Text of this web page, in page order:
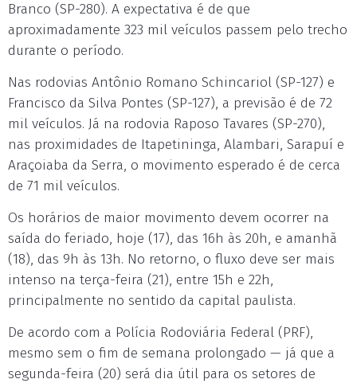
Branco (SP-280). A expectativa é de que
aproximadamente 323 mil veículos passem pelo trecho
durante o período.
Nas rodovias Antônio Romano Schincariol (SP-127) e
Francisco da Silva Pontes (SP-127), a previsão é de 72
mil veículos. Já na rodovia Raposo Tavares (SP-270),
nas proximidades de Itapetininga, Alambari, Sarapuí e
Araçoiaba da Serra, o movimento esperado é de cerca
de 71 mil veículos.
Os horários de maior movimento devem ocorrer na
saída do feriado, hoje (17), das 16h às 20h, e amanhã
(18), das 9h às 13h. No retorno, o fluxo deve ser mais
intenso na terça-feira (21), entre 15h e 22h,
principalmente no sentido da capital paulista.
De acordo com a Polícia Rodoviária Federal (PRF),
mesmo sem o fim de semana prolongado — já que a
segunda-feira (20) será dia útil para os setores de